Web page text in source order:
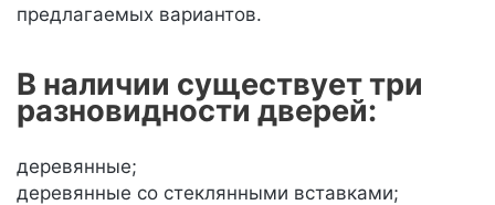
предлагаемых вариантов.
В наличии существует три
разновидности дверей:
деревянные;
деревянные со стеклянными вставками;